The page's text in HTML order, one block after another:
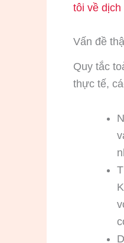
tôi về
Vấn đề
Quy tắc
thực tế,